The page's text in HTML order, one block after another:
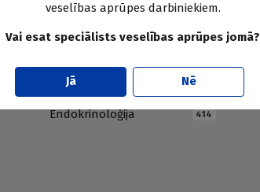
E
Endokrinoloģija 414
veselības aprūpes darbiniekiem.
Vai esat speciālists veselības aprūpes jomā?
Jā Nē